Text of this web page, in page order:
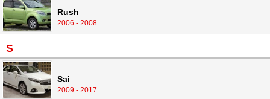
Rush
2006 - 2008
S
Sai
2009 - 2017